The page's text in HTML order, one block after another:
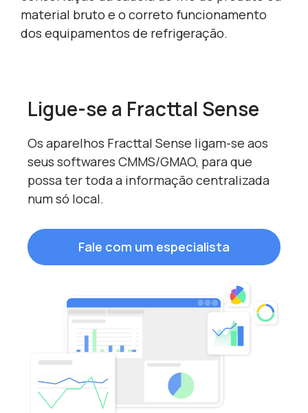
material bruto e o correto funcionamento
dos equipamentos de refrigeração.
Ligue-se a Fracttal Sense
Os aparelhos Fracttal Sense ligam-se aos
seus softwares CMMS/GMAO, para que
possa ter toda a informação centralizada
num só local.
Fale com um especialista